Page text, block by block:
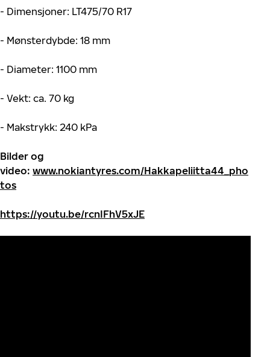
- Dimensjoner: LT475/70 R17
- Mønsterdybde: 18 mm
- Diameter: 1100 mm
- Vekt: ca. 70 kg
- Makstrykk: 240 kPa
Bilder og
video: www.nokiantyres.com/Hakkapeliitta44_pho
tos
https://youtu.be/rcnIFhV5xJE